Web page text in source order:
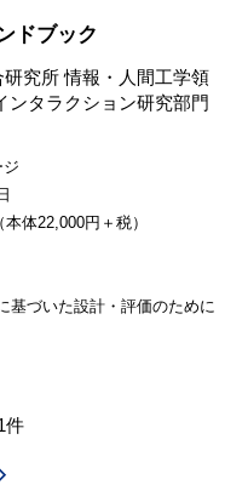
ドブック
究所 情報・人間工学領
ンタラクション研究部門
ジ
体22,000円＋税）
基づいた設計・評価のために
件